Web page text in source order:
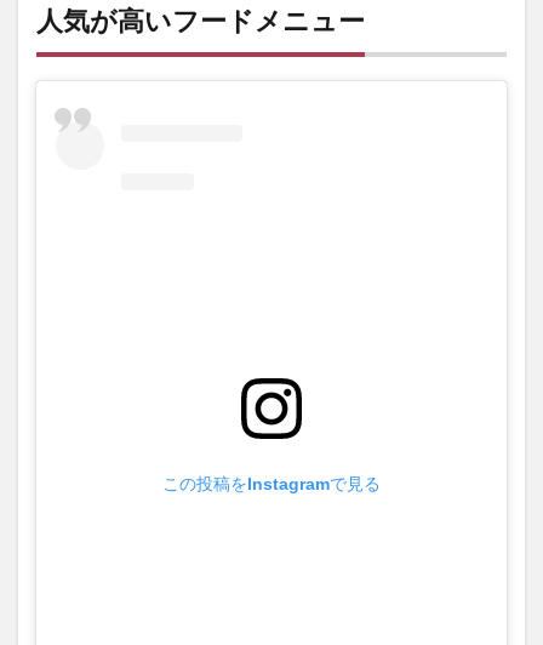
人気が高いフードメニュー
この投稿をInstagramで見る